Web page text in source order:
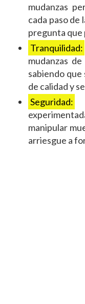
mudanzas
cada paso de
pregunta que
Tranquilidad:
mudanzas
sabiendo
de calidad y
Seguridad:
manipular
arriesgue a